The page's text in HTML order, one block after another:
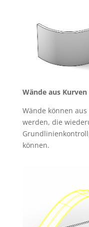
Wände aus Kurven
Wände können
werden, die
können.